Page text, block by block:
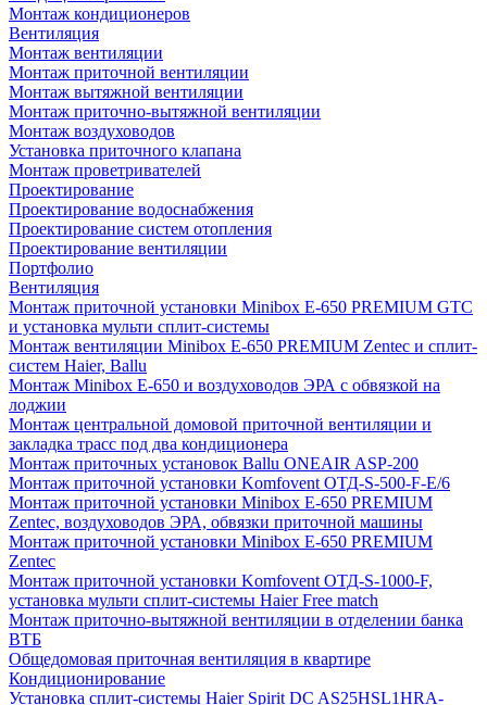
Монтаж кондиционеров
Вентиляция
Монтаж вентиляции
Монтаж приточной вентиляции
Монтаж вытяжной вентиляции
Монтаж приточно-вытяжной вентиляции
Монтаж воздуховодов
Установка приточного клапана
Монтаж проветривателей
Проектирование
Проектирование водоснабжения
Проектирование систем отопления
Проектирование вентиляции
Портфолио
Вентиляция
Монтаж приточной установки Minibox E-650 PREMIUM GTC
и установка мульти сплит-системы
Монтаж вентиляции Minibox E-650 PREMIUM Zentec и сплит-
систем Haier, Ballu
Монтаж Minibox E-650 и воздуховодов ЭРА с обвязкой на
лоджии
Монтаж центральной домовой приточной вентиляции и
закладка трасс под два кондиционера
Монтаж приточных установок Ballu ONEAIR ASP-200
Монтаж приточной установки Komfovent ОТД-S-500-F-E/6
Монтаж приточной установки Minibox E-650 PREMIUM
Zentec, воздуховодов ЭРА, обвязки приточной машины
Монтаж приточной установки Minibox E-650 PREMIUM
Zentec
Монтаж приточной установки Komfovent ОТД-S-1000-F,
установка мульти сплит-системы Haier Free match
Монтаж приточно-вытяжной вентиляции в отделении банка
ВТБ
Общедомовая приточная вентиляция в квартире
Кондиционирование
Установка сплит-системы Haier Spirit DC AS25HSL1HRA-